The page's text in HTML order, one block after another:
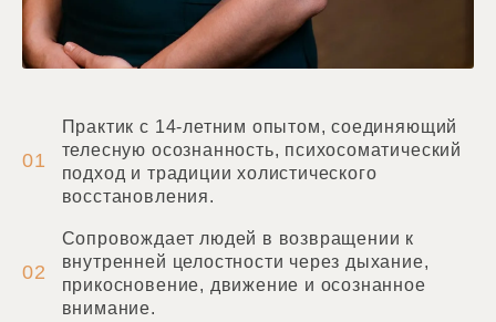
01
Практик с 14-летним опытом, соединяющий
телесную осознанность, психосоматический
подход и традиции холистического
восстановления.
02
Сопровождает людей в возвращении к
внутренней целостности через дыхание,
прикосновение, движение и осознанное
внимание.